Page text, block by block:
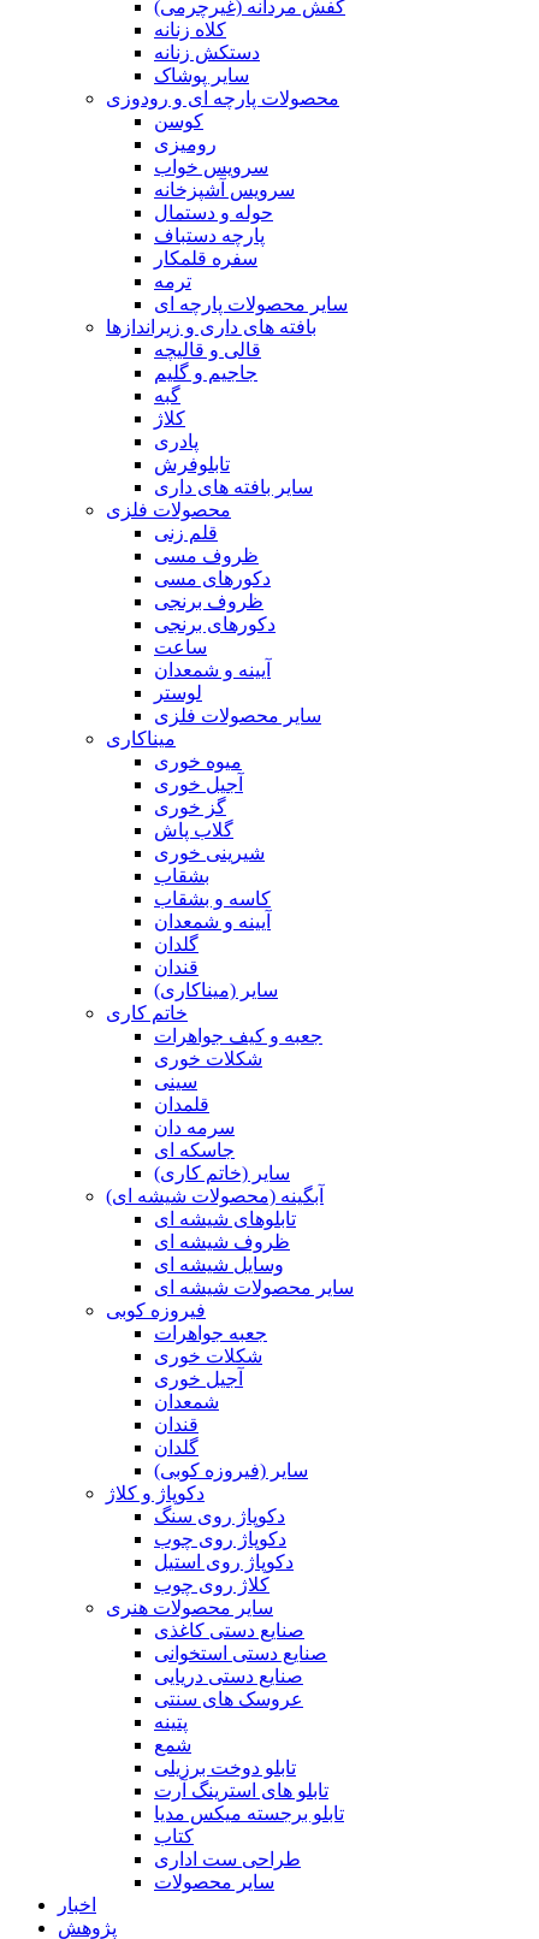
کفش مردانه (غیرچرمی)
کلاه زنانه
دستکش زنانه
سایر پوشاک
محصولات پارچه ای و رودوزی
کوسن
رومیزی
سرویس خواب
سرویس آشپزخانه
حوله و دستمال
پارچه دستباف
سفره قلمکار
ترمه
سایر محصولات پارچه ای
بافته های داری و زیراندازها
قالی و قالیچه
جاجیم و گلیم
گبه
کلاژ
پادری
تابلوفرش
سایر بافته های داری
محصولات فلزی
قلم زنی
ظروف مسی
دکورهای مسی
ظروف برنجی
دکورهای برنجی
ساعت
آیینه و شمعدان
لوستر
سایر محصولات فلزی
میناکاری
میوه خوری
آجیل خوری
گز خوری
گلاب پاش
شیرینی خوری
بشقاب
کاسه و بشقاب
آیینه و شمعدان
گلدان
قندان
سایر (میناکاری)
خاتم کاری
جعبه و کیف جواهرات
شکلات خوری
سینی
قلمدان
سرمه دان
جاسکه ای
سایر (خاتم کاری)
آبگینه (محصولات شیشه ای)
تابلوهای شیشه ای
ظروف شیشه ای
وسایل شیشه ای
سایر محصولات شیشه ای
فیروزه کوبی
جعبه جواهرات
شکلات خوری
آجیل خوری
شمعدان
قندان
گلدان
سایر (فیروزه کوبی)
دکوپاژ و کلاژ
دکوپاژ روی سنگ
دکوپاژ روی چوب
دکوپاژ روی استیل
کلاژ روی چوب
سایر محصولات هنری
صنایع دستی کاغذی
صنایع دستی استخوانی
صنایع دستی دریایی
عروسک های سنتی
پتینه
شمع
تابلو دوخت برزیلی
تابلو های استرینگ آرت
تابلو برجسته میکس مدیا
کتاب
طراحی ست اداری
سایر محصولات
اخبار
پژوهش